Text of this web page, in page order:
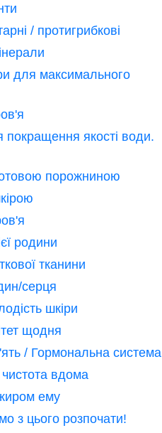
/ протигрибкові
для максимального
покращення якості води.
порожниною
родини
тканини
серця
шкіри
щодня
/ Гормональна система
вдома
ему
з цього розпочати!